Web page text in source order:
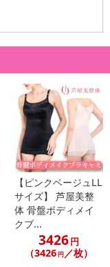
【ピンクベージュLL
サイズ】 芦屋美整
体 骨盤ボディメイ
クブ...
3426円
（3426 円／枚）